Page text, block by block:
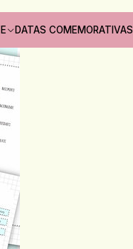
DATAS COMEMORATIVAS